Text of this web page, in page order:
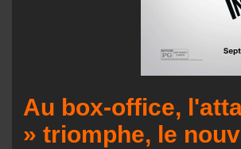
Au box-office,
» triomphe, le